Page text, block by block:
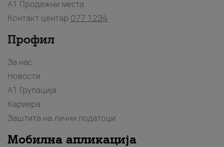
A1 Продажни места
Контакт центар 077 1234
Профил
За нас
Новости
А1 Групација
Кариера
Заштита на лични податоци
Мобилна апликација